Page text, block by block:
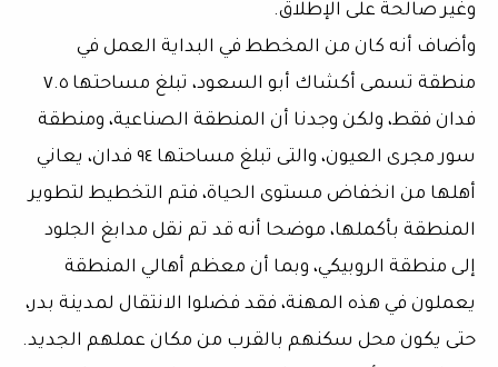
وغير صالحة على الإطلاق.
وأضاف أنه كان من المخطط في البداية العمل في
منطقة تسمى أكشاك أبو السعود، تبلغ مساحتها ٧.٥
فدان فقط، ولكن وجدنا أن المنطقة الصناعية، ومنطقة
سور مجرى العيون، والتى تبلغ مساحتها ٩٤ فدان، يعاني
أهلها من انخفاض مستوى الحياة، فتم التخطيط لتطوير
المنطقة بأكملها، موضحا أنه قد تم نقل مدابغ الجلود
إلى منطقة الروبيكي، وبما أن معظم أهالي المنطقة
يعملون في هذه المهنة، فقد فضلوا الانتقال لمدينة بدر،
حتى يكون محل سكنهم بالقرب من مكان عملهم الجديد.